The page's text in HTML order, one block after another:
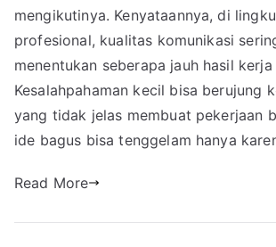
mengikutinya. Kenyataannya, di
profesional, kualitas komunikasi
menentukan seberapa jauh hasil
Kesalahpahaman kecil bisa berujung
yang tidak jelas membuat pekerjaan
ide bagus bisa tenggelam hanya
Read More